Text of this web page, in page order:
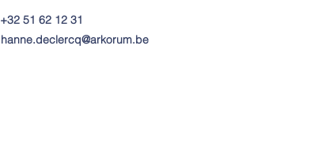
+32 51 62 12 31
hanne.declercq@arkorum.be